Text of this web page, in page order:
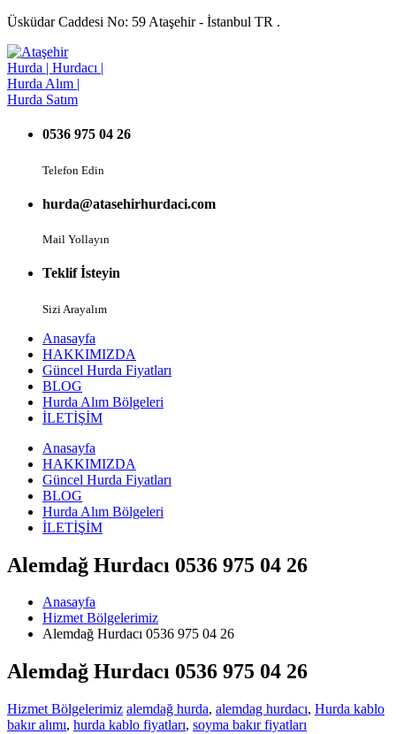
Üsküdar Caddesi No: 59 Ataşehir - İstanbul TR .
0536 975 04 26
Telefon Edin
hurda@atasehirhurdaci.com
Mail Yollayın
Teklif İsteyin
Sizi Arayalım
Anasayfa
HAKKIMIZDA
Güncel Hurda Fiyatları
BLOG
Hurda Alım Bölgeleri
İLETİŞİM
Anasayfa
HAKKIMIZDA
Güncel Hurda Fiyatları
BLOG
Hurda Alım Bölgeleri
İLETİŞİM
Alemdağ Hurdacı 0536 975 04 26
Anasayfa
Hizmet Bölgelerimiz
Alemdağ Hurdacı 0536 975 04 26
Alemdağ Hurdacı 0536 975 04 26
Hizmet Bölgelerimiz alemdağ hurda, alemdag hurdacı, Hurda kablo
bakır alımı, hurda kablo fiyatları, soyma bakır fiyatları